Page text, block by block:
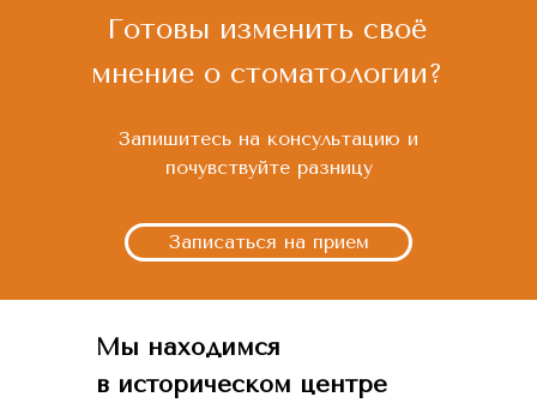
Готовы изменить своё
мнение о стоматологии?
Запишитесь на консультацию и
почувствуйте разницу
Записаться на прием
Мы находимся
в историческом центре